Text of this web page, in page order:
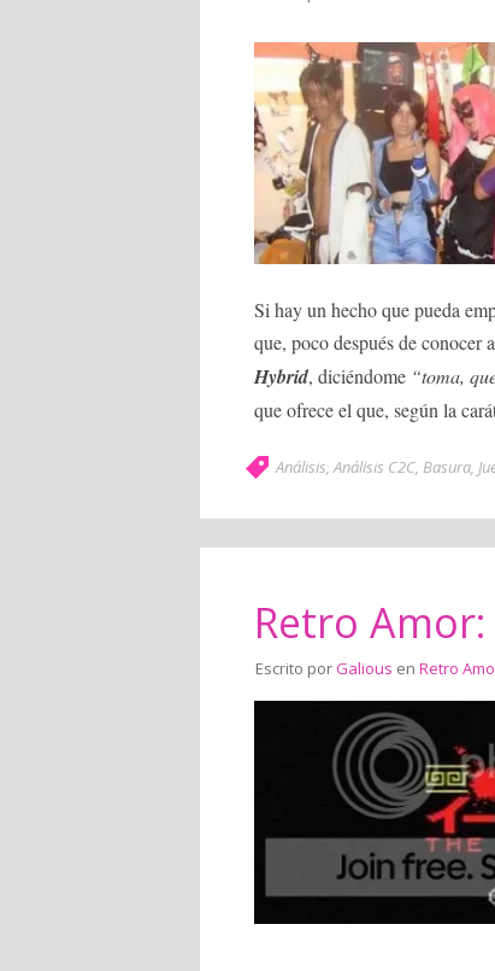
Si hay un hecho que pueda
que, poco después de conocer
Hybrid, diciéndome “toma,
que ofrece el que, según la
Análisis,Análisis C2C, Basura,
Retro
Escrito por Galious en Retro